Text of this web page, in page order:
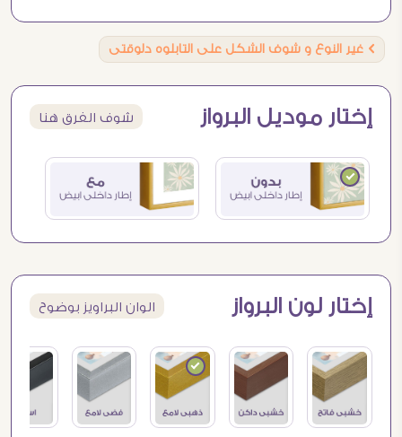
Ö غير النوع و شوف الشكل على التابلوه دلوقتى
إختار موديل البرواز شوف الفرق هنا
إختار لون البرواز الوان البراويز بوضوح